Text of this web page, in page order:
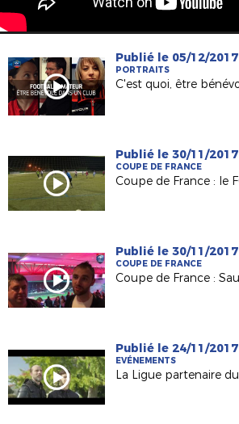
Publié le 05/12/2017
PORTRAITS
Publié le 30/11/2017
COUPE DE FRANCE
Publié le 30/11/2017
COUPE DE FRANCE
Publié le 24/11/2017
EVÉNEMENTS